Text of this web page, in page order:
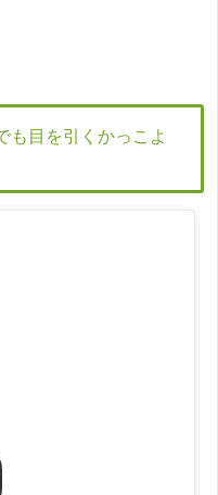
も目を引くかっこよ